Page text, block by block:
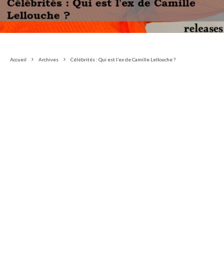
Accueil Archives Célébrités : Qui est l’ex de Camille Lellouche ?